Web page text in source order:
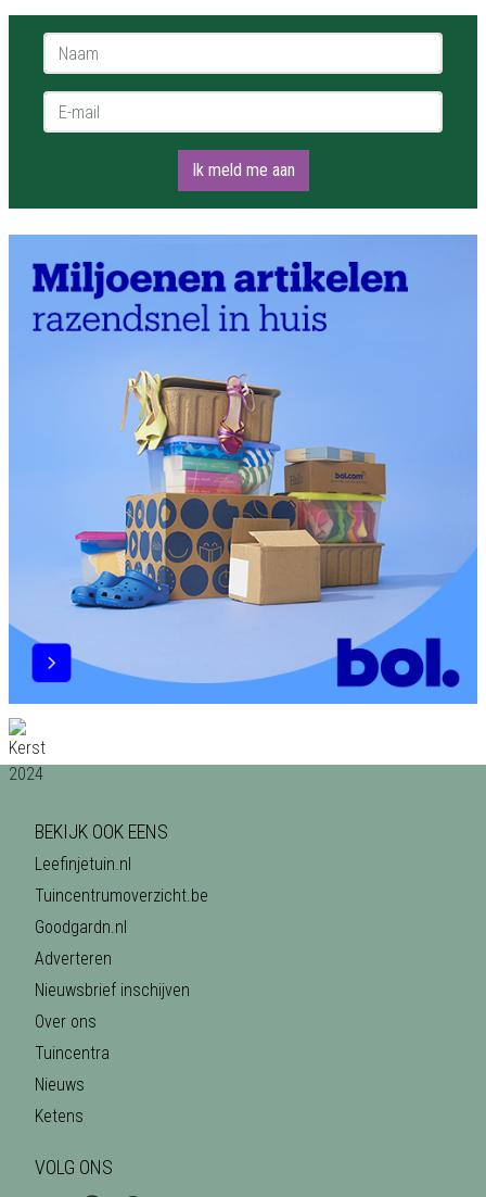
Naam *
E-mail *
Ik meld me aan
BEKIJK OOK EENS
Leefinjetuin.nl
Tuincentrumoverzicht.be
Goodgardn.nl
Adverteren
Nieuwsbrief inschijven
Over ons
Tuincentra
Nieuws
Ketens
VOLG ONS